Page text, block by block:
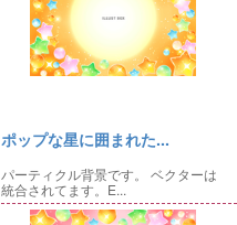
ポップな星に囲まれた...
パーティクル背景です。 ベクターは
統合されてます。E...